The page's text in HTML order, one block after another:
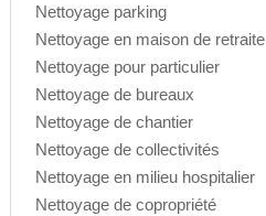
Nettoyage parking
Nettoyage en maison de retraite
Nettoyage pour particulier
Nettoyage de bureaux
Nettoyage de chantier
Nettoyage de collectivités
Nettoyage en milieu hospitalier
Nettoyage de copropriété